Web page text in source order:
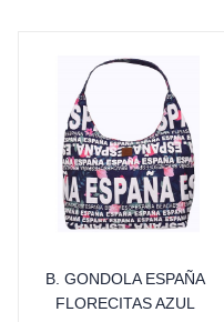
B. GONDOLA ESPAÑA
FLORECITAS AZUL